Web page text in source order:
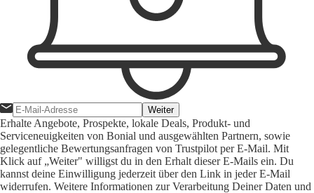
Weiter
Erhalte Angebote, Prospekte, lokale Deals, Produkt- und
Serviceneuigkeiten von Bonial und ausgewählten Partnern, sowie
gelegentliche Bewertungsanfragen von Trustpilot per E-Mail. Mit
Klick auf „Weiter" willigst du in den Erhalt dieser E-Mails ein. Du
kannst deine Einwilligung jederzeit über den Link in jeder E-Mail
widerrufen. Weitere Informationen zur Verarbeitung Deiner Daten und